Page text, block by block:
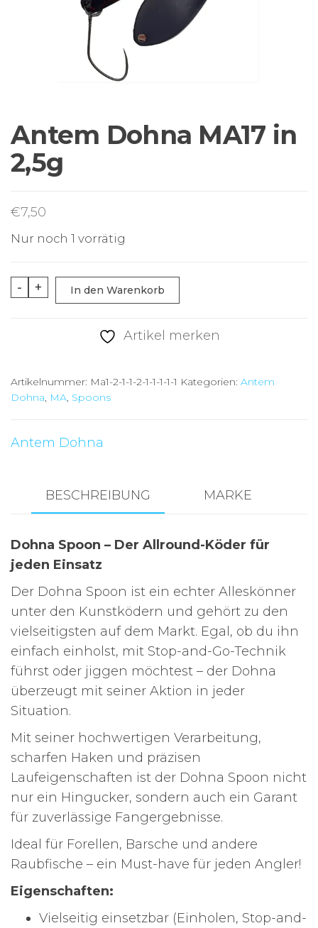
Sortiment Ruten,
Rollen und
Schnüre sowie
Zubehör für das
Brandungsangeln.
Antem Dohna MA17 in
2,5g
€7,50
Nur noch 1 vorrätig
-
Antem
Dohna
Menge
+ In den Warenkorb
Artikel merken
Artikelnummer: Ma1-2-1-1-2-1-1-1-1-1 Kategorien: Antem
Dohna MA Spoons
Antem Dohna
BESCHREIBUNG MARKE
Dohna Spoon – Der Allround-Köder für
jeden Einsatz
Der Dohna Spoon ist ein echter Alleskönner
unter den Kunstködern und gehört zu den
vielseitigsten auf dem Markt. Egal, ob du ihn
einfach einholst, mit Stop-and-Go-Technik
führst oder jiggen möchtest – der Dohna
überzeugt mit seiner Aktion in jeder
Situation.
Mit seiner hochwertigen Verarbeitung,
scharfen Haken und präzisen
Laufeigenschaften ist der Dohna Spoon nicht
nur ein Hingucker, sondern auch ein Garant
für zuverlässige Fangergebnisse.
Ideal für Forellen, Barsche und andere
Raubfische – ein Must-have für jeden Angler!
Eigenschaften:
Vielseitig einsetzbar (Einholen, Stop-and-